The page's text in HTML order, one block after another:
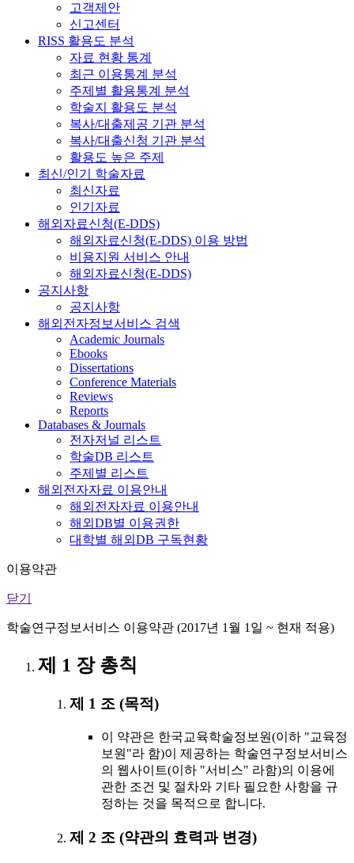
고객제안
신고센터
RISS 활용도 분석
자료 현황 통계
최근 이용통계 분석
주제별 활용통계 분석
학술지 활용도 분석
복사/대출제공 기관 분석
복사/대출신청 기관 분석
활용도 높은 주제
최신/인기 학술자료
최신자료
인기자료
해외자료신청(E-DDS)
해외자료신청(E-DDS) 이용 방법
비용지원 서비스 안내
해외자료신청(E-DDS)
공지사항
공지사항
해외전자정보서비스 검색
Academic Journals
Ebooks
Dissertations
Conference Materials
Reviews
Reports
Databases & Journals
전자저널 리스트
학술DB 리스트
주제별 리스트
해외전자자료 이용안내
해외전자자료 이용안내
해외DB별 이용권한
대학별 해외DB 구독현황
이용약관
닫기
학술연구정보서비스 이용약관 (2017년 1월 1일 ~ 현재 적용)
제 1 장 총칙
제 1 조 (목적)
이 약관은 한국교육학술정보원(이하 "교육정
보원"라 함)이 제공하는 학술연구정보서비스
의 웹사이트(이하 "서비스" 라함)의 이용에
관한 조건 및 절차와 기타 필요한 사항을 규
정하는 것을 목적으로 합니다.
제 2 조 (약관의 효력과 변경)